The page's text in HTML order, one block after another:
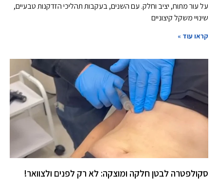
על עור מתוח, יציב וחלק. עם השנים, בעקבות תהליכי הזדקנות טבעיים,
שינויי משקל קיצוניים
קראו עוד »
סקולפטרה לבטן חלקה ומוצקה: לא רק לפנים ולצוואר!